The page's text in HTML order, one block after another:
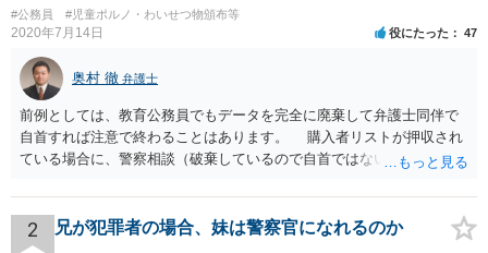
#公務員 #児童ポルノ・わいせつ物頒布等
2020年7月14日 役にたった 47
奥村 徹 弁護士
前例としては、教育公務員でもデータを完全に廃棄して弁護士同伴で
自首すれば注意で終わることはあります。 購入者リストが押収され
ている場合に、警察相談（破棄しているので自首ではない）でやぶ蛇
2 兄が犯罪者の場合、妹は警察官になれるのか